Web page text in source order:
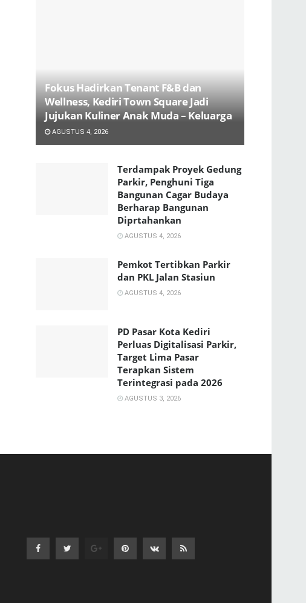
Fokus Hadirkan Tenant F&B dan
Wellness, Kediri Town Square Jadi
Jujukan Kuliner Anak Muda – Keluarga
AGUSTUS 4, 2026
Terdampak Proyek Gedung
Parkir, Penghuni Tiga
Bangunan Cagar Budaya
Berharap Bangunan
Diprtahankan
AGUSTUS 4, 2026
Pemkot Tertibkan Parkir
dan PKL Jalan Stasiun
AGUSTUS 4, 2026
PD Pasar Kota Kediri
Perluas Digitalisasi Parkir,
Target Lima Pasar
Terapkan Sistem
Terintegrasi pada 2026
AGUSTUS 3, 2026